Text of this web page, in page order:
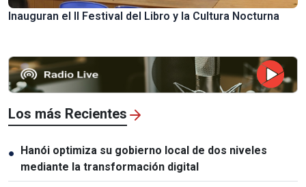
Inauguran el II Festival del Libro y la Cultura Nocturna
Los más Recientes
● Hanói optimiza su gobierno local de dos niveles
mediante la transformación digital